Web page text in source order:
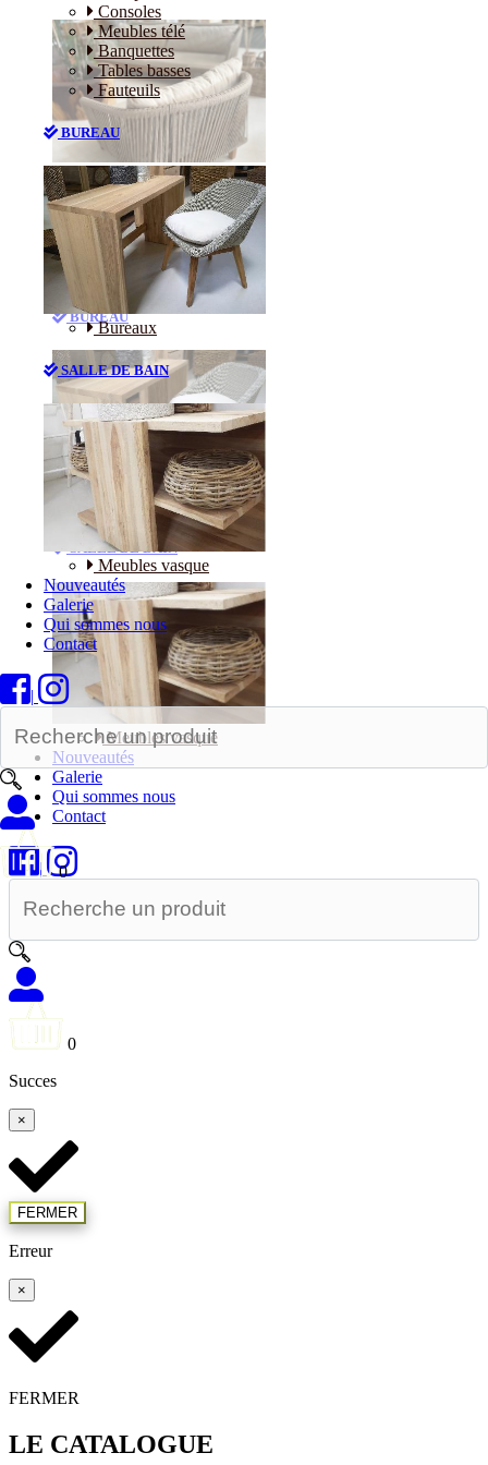
Consoles
Meubles télé
Banquettes
Tables basses
Fauteuils
BUREAU
Bureaux
SALLE DE BAIN
Meubles vasque
Nouveautés
Galerie
Qui sommes nous
Contact
|
0
Canapés
Consoles
Meubles télé
Banquettes
Tables basses
Fauteuils
BUREAU
Bureaux
SALLE DE BAIN
Meubles vasque
Nouveautés
Galerie
Qui sommes nous
Contact
|
0
Succes
×
FERMER
Erreur
×
FERMER
LE CATALOGUE